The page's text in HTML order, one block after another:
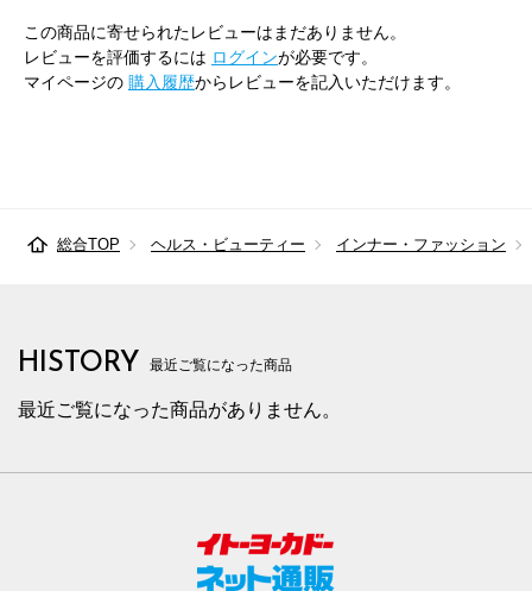
この商品に寄せられたレビューはまだありません。
レビューを評価するには ログインが必要です。
マイページの 購入履歴からレビューを記入いただけます。
総合TOP ヘルス・ビューティー インナー・ファッション
HISTORY 最近ご覧になった商品
最近ご覧になった商品がありません。